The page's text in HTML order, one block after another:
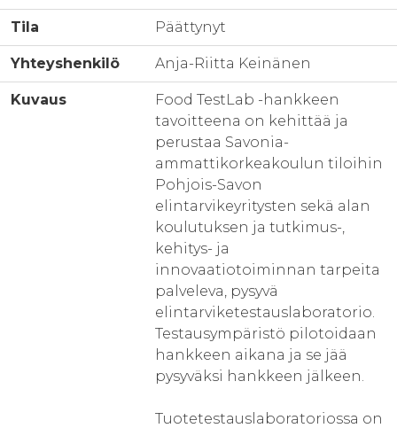
Tila Päättynyt
Yhteyshenkilö Anja-Riitta Keinänen
Kuvaus
Food TestLab -hankkeen
tavoitteena on kehittää ja
perustaa Savonia-
ammattikorkeakoulun tiloihin
Pohjois-Savon
elintarvikeyritysten sekä alan
koulutuksen ja tutkimus-,
kehitys- ja
innovaatiotoiminnan tarpeita
palveleva, pysyvä
elintarviketestauslaboratorio.
Testausympäristö pilotoidaan
hankkeen aikana ja se jää
pysyväksi hankkeen jälkeen.
Tuotetestauslaboratoriossa on